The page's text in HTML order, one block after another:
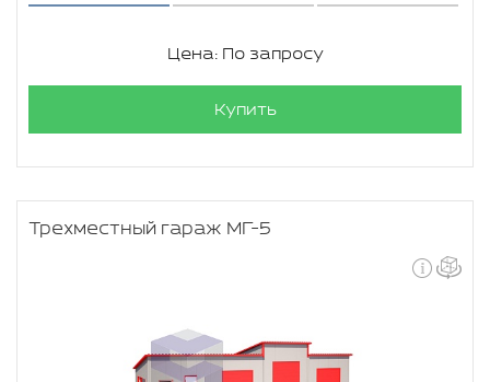
Цена: По запросу
Купить
Трехместный гараж МГ-5